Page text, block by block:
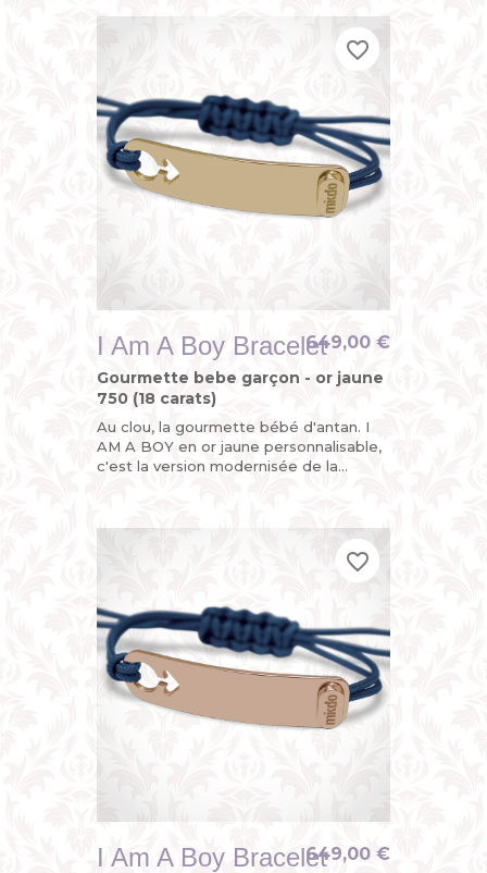
I Am A Boy Bracelet
Gourmette bebe garçon - or jaune
750 (18 carats)
Au clou, la gourmette bébé d'antan. I
AM A BOY en or jaune personnalisable,
c'est la version modernisée de la
649,00 €
favorite_border
favorite_border
favorite_border
I Am A Boy Bracelet649,00 €
favorite_border
favorite_border
favorite_border